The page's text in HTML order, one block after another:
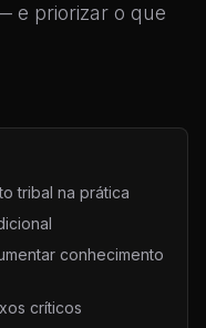
e priorizar o que
tribal na prática
conhecimento
críticos